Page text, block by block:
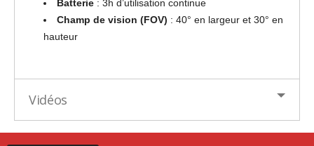
Batterie : 3h d’utilisation continue
Champ de vision (FOV) : 40° en largeur et 30° en
hauteur
Vidéos